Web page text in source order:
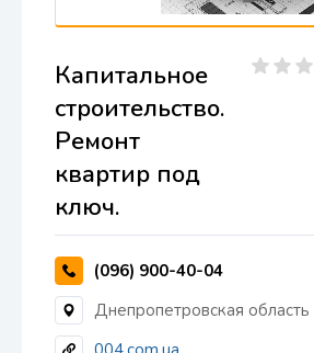
Капитальное
строительство.
Ремонт
квартир под
ключ.
(096) 900-40-04
Днепропетровская область